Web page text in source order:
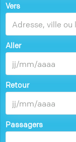
Vers
Aller
Retour
Passagers